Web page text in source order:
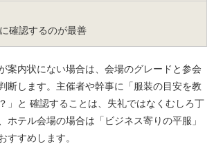
確認するのが最善
案内状にない場合は、会場のグレードと参会
断します。主催者や幹事に「服装の目安を教
」と 確認することは、失礼ではなくむしろ丁
ホテル会場の場合は「ビジネス寄りの平服」
すすめします。